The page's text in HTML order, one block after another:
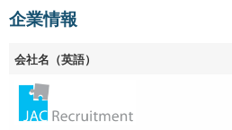
企業情報
会社名（英語）